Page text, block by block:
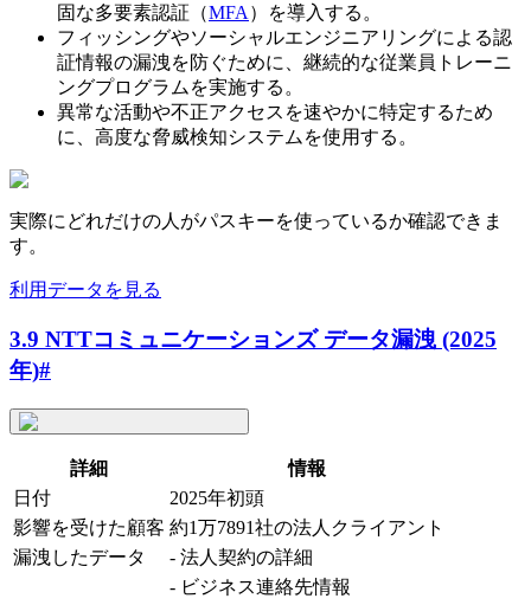
固な多要素認証（MFA ）を導入する。
フィッシングやソーシャルエンジニアリングによる認
証情報の漏洩を防ぐために、継続的な従業員トレーニ
ングプログラムを実施する。
異常な活動や不正アクセスを速やかに特定するため
に、高度な脅威検知システムを使用する。
実際にどれだけの人がパスキーを使っているか確認できま
す。
利用データを見る
3.9 NTTコミュニケーションズ データ漏洩 (2025
年)#
詳細
情報
日付
2025年初頭
影響を受けた顧客 約1万7891社の法人クライアント
漏洩したデータ
- 法人契約の詳細
- ビジネス連絡先情報